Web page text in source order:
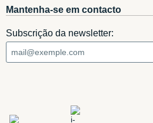
Mantenha-se em contacto
Subscrição da newsletter: